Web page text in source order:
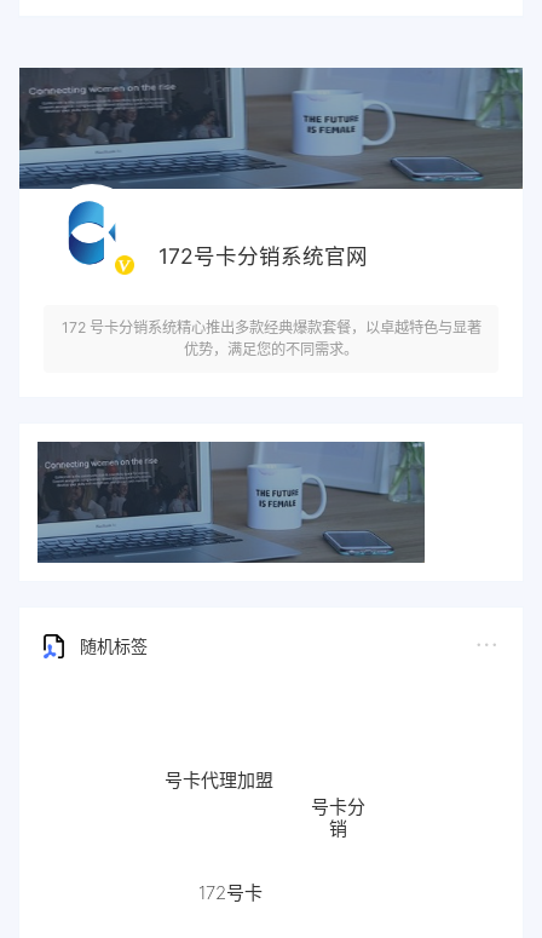
172号卡分销系统官网
172 号卡分销系统精心推出多款经典爆款套餐，以卓越特色与显著
优势，满足您的不同需求。
随机标签
号卡代理加盟
号卡分
销
172号卡